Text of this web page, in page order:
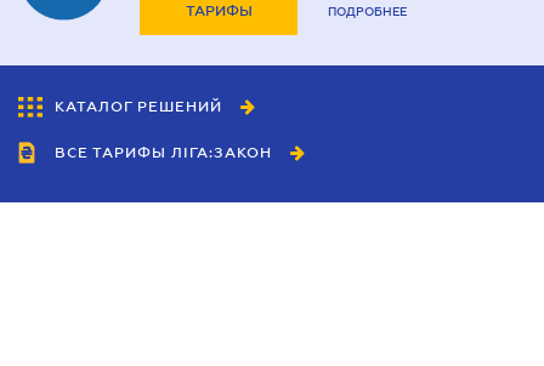
ТАРИФЫ ПОДРОБНЕЕ
КАТАЛОГ РЕШЕНИЙ
ВСЕ ТАРИФЫ ЛІГА:ЗАКОН